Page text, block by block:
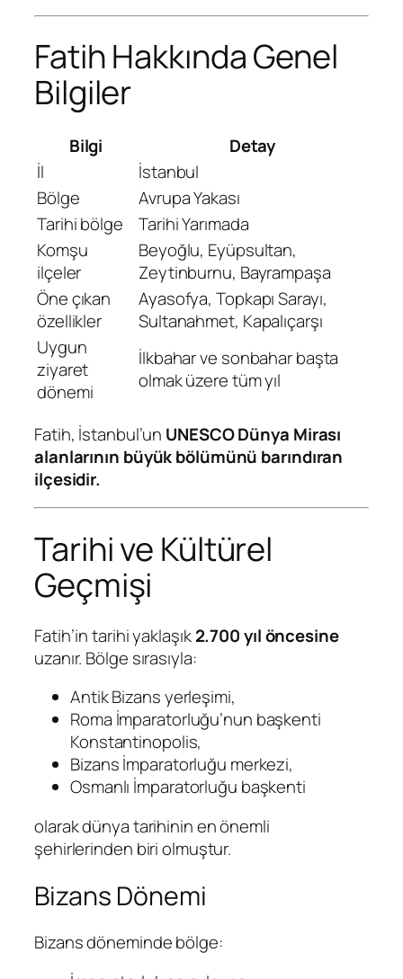
Fatih Hakkında Genel
Bilgiler
Bilgi
Detay
İl
İstanbul
Bölge
Avrupa Yakası
Tarihi bölge
Tarihi Yarımada
Komşu
ilçeler
Beyoğlu, Eyüpsultan,
Zeytinburnu, Bayrampaşa
Öne çıkan
özellikler
Ayasofya, Topkapı Sarayı,
Sultanahmet, Kapalıçarşı
Uygun
ziyaret
dönemi
İlkbahar ve sonbahar başta
olmak üzere tüm yıl
Fatih, İstanbul’un UNESCO Dünya Mirası
alanlarının büyük bölümünü barındıran
ilçesidir.
Tarihi ve Kültürel
Geçmişi
Fatih’in tarihi yaklaşık2.700 yıl öncesine
uzanır. Bölge sırasıyla:
Antik Bizans yerleşimi,
Roma İmparatorluğu’nun başkenti
Konstantinopolis,
Bizans İmparatorluğu merkezi,
Osmanlı İmparatorluğu başkenti
olarak dünya tarihinin en önemli
şehirlerinden biri olmuştur.
Bizans Dönemi
Bizans döneminde bölge: